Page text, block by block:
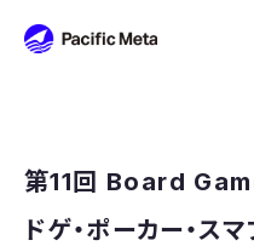
第11回 Board
ドゲ・ポーカー・